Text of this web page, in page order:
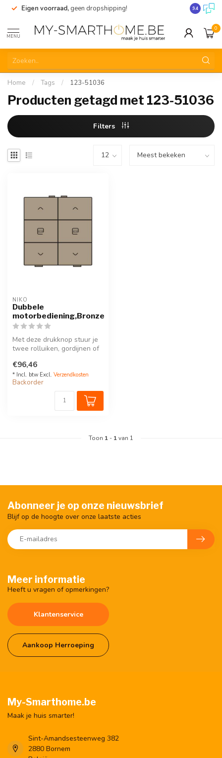
Eigen voorraad, geen dropshipping! 9.4
MENU
0
Home / Tags / 123-51036
Producten getagd met 123-51036
Filters
NIKO
Dubbele
motorbediening,Bronze
Met deze drukknop stuur je
twee rolluiken, gordijnen of
€96,46
* Incl. btw Excl. Verzendkosten
Backorder
Toon 1 - 1van 1
Meer informatie
Heeft u vragen of opmerkingen?
Klantenservice
Aankoop Herroeping
Abonneer je op onze nieuwsbrief
Blijf op de hoogte over onze laatste acties
My-Smarthome.be
Maak je huis smarter!
Sint-Amandsesteenweg 382
2880 Bornem